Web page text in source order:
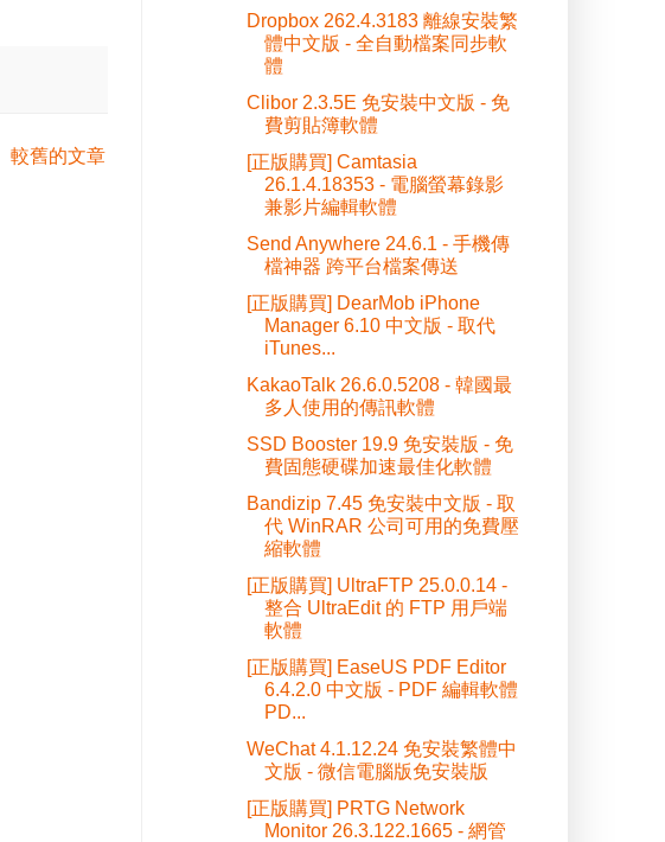
較舊的文章
Dropbox 262.4.3183 離線安裝繁
體中文版 - 全自動檔案同步軟
體
Clibor 2.3.5E 免安裝中文版 - 免
費剪貼簿軟體
[正版購買] Camtasia
26.1.4.18353 - 電腦螢幕錄影
兼影片編輯軟體
Send Anywhere 24.6.1 - 手機傳
檔神器 跨平台檔案傳送
[正版購買] DearMob iPhone
Manager 6.10 中文版 - 取代
iTunes...
KakaoTalk 26.6.0.5208 - 韓國最
多人使用的傳訊軟體
SSD Booster 19.9 免安裝版 - 免
費固態硬碟加速最佳化軟體
Bandizip 7.45 免安裝中文版 - 取
代 WinRAR 公司可用的免費壓
縮軟體
[正版購買] UltraFTP 25.0.0.14 -
整合 UltraEdit 的 FTP 用戶端
軟體
[正版購買] EaseUS PDF Editor
6.4.2.0 中文版 - PDF 編輯軟體
PD...
WeChat 4.1.12.24 免安裝繁體中
文版 - 微信電腦版免安裝版
[正版購買] PRTG Network
Monitor 26.3.122.1665 - 網管